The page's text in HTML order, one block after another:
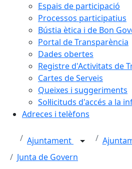
Espais de participació
Processos participatius
Bústia ètica i de Bon
Portal de Transparència
Dades obertes
Registre d'Activitats de
Cartes de Serveis
Queixes i suggeriments
Sol·licituds d'accés a la
Adreces i telèfons
Ajuntament
Junta de Govern